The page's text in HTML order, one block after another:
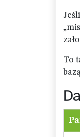
To